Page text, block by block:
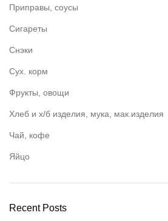
Приправы, соусы
Сигареты
Снэки
Сух. корм
Фрукты, овощи
Хлеб и х/б изделия, мука, мак.изделия
Чай, кофе
Яйцо
Recent Posts